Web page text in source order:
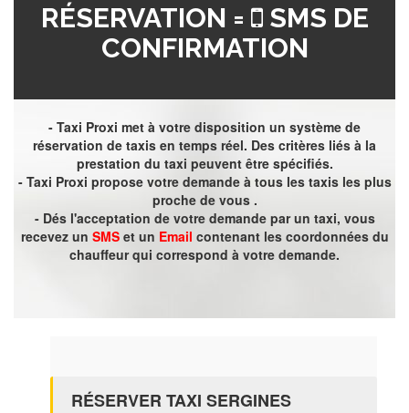
RÉSERVATION =
SMS DE
CONFIRMATION
- Taxi Proxi met à votre disposition un système de
réservation de taxis en temps réel. Des critères liés à la
prestation du taxi peuvent être spécifiés.
- Taxi Proxi propose votre demande à tous les taxis les plus
proche de vous .
- Dés l'acceptation de votre demande par un taxi, vous
recevez un SMSet un Email contenant les coordonnées du
chauffeur qui correspond à votre demande.
RÉSERVER TAXI SERGINES